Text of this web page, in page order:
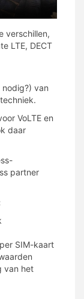
verschillen,
LTE, DECT
van
VoLTE en
daar
partner
SIM-kaart
van het